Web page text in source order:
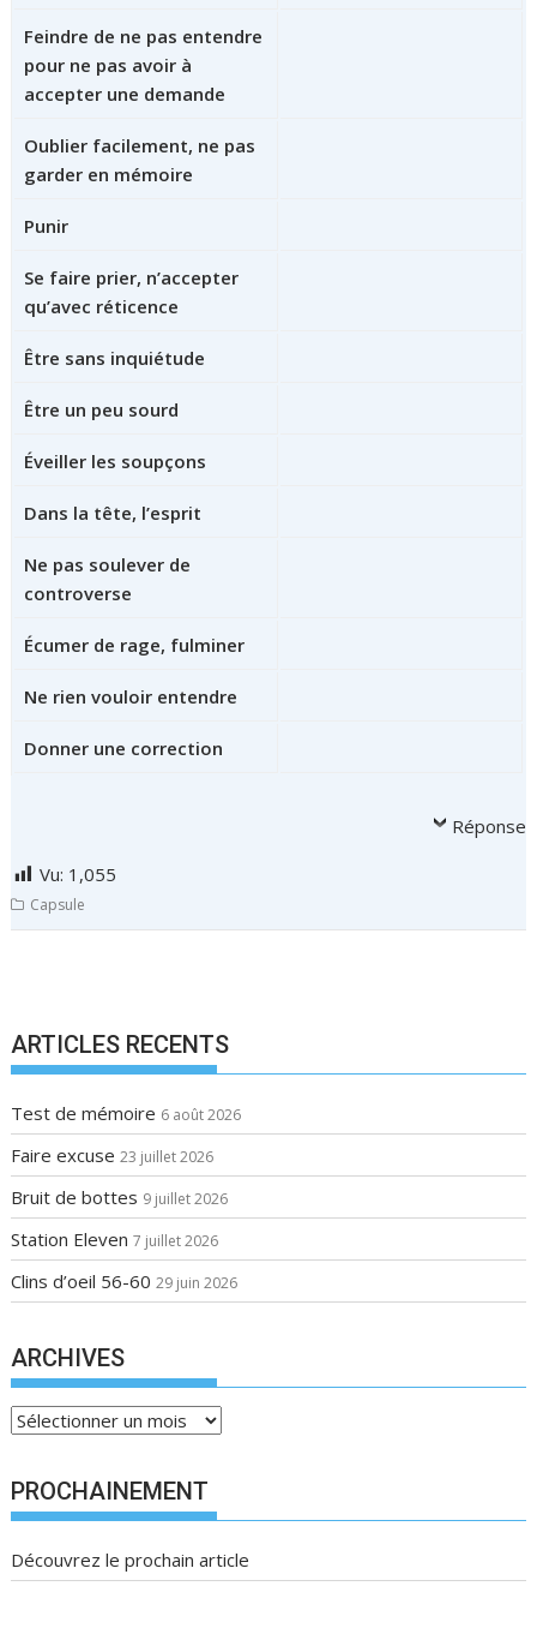
Feindre de ne pas entendre
pour ne pas avoir à
accepter une demande
Oublier facilement, ne pas
garder en mémoire
Punir
Se faire prier, n’accepter
qu’avec réticence
Être sans inquiétude
Être un peu sourd
Éveiller les soupçons
Dans la tête, l’esprit
Ne pas soulever de
controverse
Écumer de rage, fulminer
Ne rien vouloir entendre
Donner une correction
Réponse
Vu: 1,055
Capsule
v
i
g
a
t
i
o
n
d
l
’
a
t
i
l
ARTICLES RECENTS
Test de mémoire 6 août 2026
Faire excuse 23 juillet 2026
Bruit de bottes 9 juillet 2026
Station Eleven 7 juillet 2026
Clins d’oeil 56-60 29 juin 2026
ARCHIVES
A
c
h
v
PROCHAINEMENT
Découvrez le prochain article